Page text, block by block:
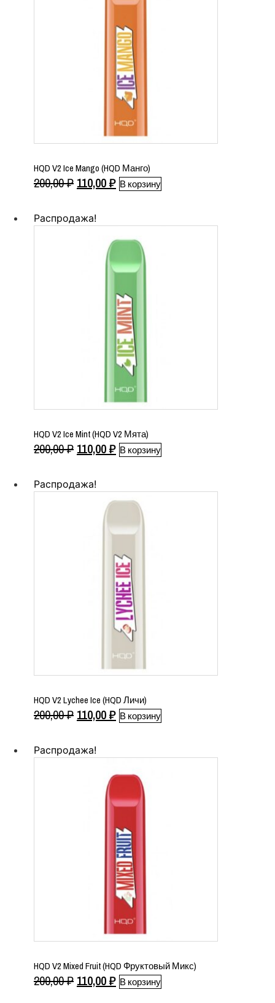
HQD V2 Ice Mango (HQD Манго)
200,00₽ Первоначальная
составляла
200,00 ₽.
110,00₽Текущая
В корзину
Распродажа!
HQD V2 Ice Mint (HQD V2 Мята)
200,00₽ Первоначальная
составляла
200,00 ₽.
110,00₽Текущая
В корзину
Распродажа!
HQD V2 Lychee Ice (HQD Личи)
200,00₽ Первоначальная
составляла
110,00₽Текущая
В корзину
Распродажа!
HQD V2 Mixed Fruit (HQD Фруктовый Микс)
200,00₽ Первоначальная
110,00₽Текущая
В корзину